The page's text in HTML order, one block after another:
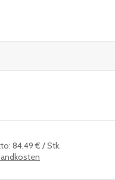
: 84,49 € /Stk.